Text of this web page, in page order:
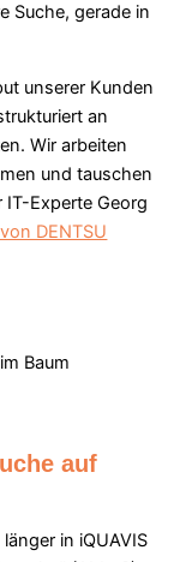
Suche, gerade in
unserer Kunden
an
Wir arbeiten
und tauschen
IT-Experte Georg
DENTSU
Baum
auf
in iQUAVIS